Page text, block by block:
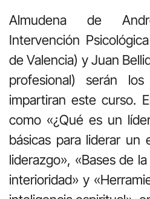
Almudena de
Intervención
de Valencia) y Juan
profesional) serán
impartiran este curso.
como «¿Qué es un
básicas para liderar un
liderazgo», «Bases de
interioridad» y